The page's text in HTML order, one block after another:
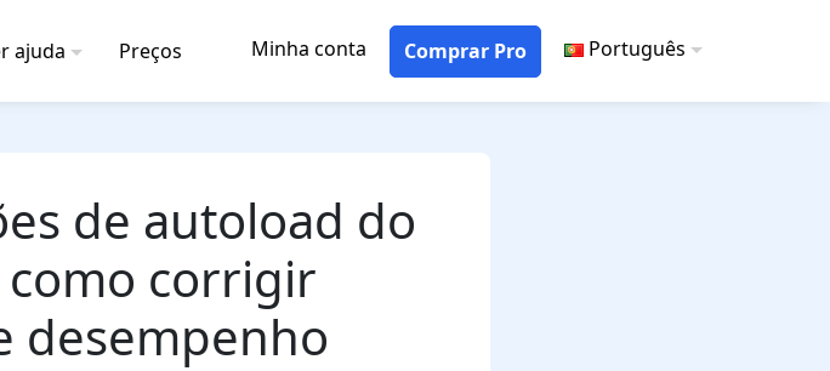
ajuda Preços Minha conta Comprar Pro Português
de autoload do
como corrigir
desempenho